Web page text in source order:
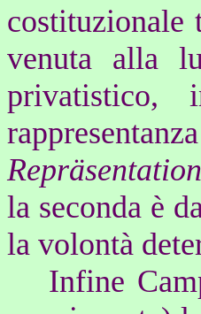
costituzionale
venuta alla
Repräsentation
la seconda è
la volontà
Infine